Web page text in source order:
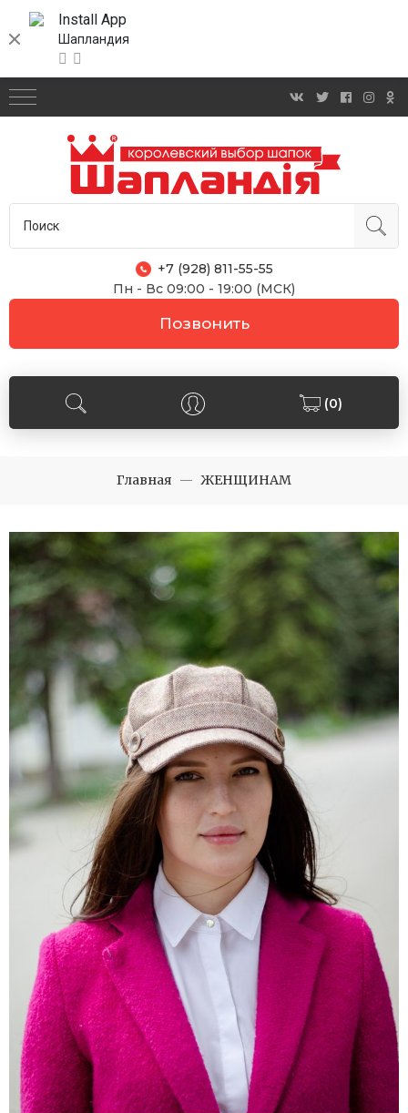
Install App
Шапландия
+7 (928) 811-55-55
Пн - Вс 09:00 - 19:00 (МСК)
Позвонить
(0)
Главная ЖЕНЩИНАМ